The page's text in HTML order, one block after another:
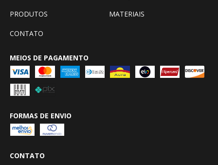
PRODUTOS MATERIAIS
CONTATO
MEIOS DE PAGAMENTO
FORMAS DE ENVIO
CONTATO